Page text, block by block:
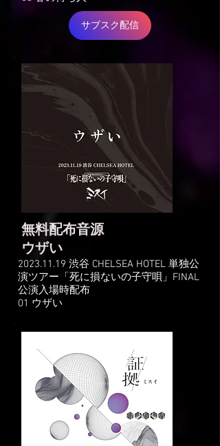
サブスク配信
無料配布音源
​ウザい
2023.11.19 渋谷 CHELSEA HOTEL 単独公
演ツアー「死に損ないの子守唄」FINAL
公演入場時配布
01 ウザい